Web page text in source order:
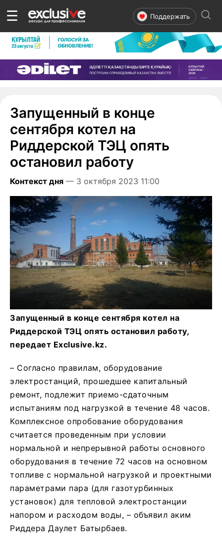
☰ Поддержать
Запущенный в конце
сентября котел на
Риддерской ТЭЦ опять
остановил работу
Контекст дня — 3 октября 2023 11:00
Запущенный в конце сентября котел на
Риддерской ТЭЦ опять остановил работу,
передает Exclusive.kz.
– Согласно правилам, оборудование
электростанций, прошедшее капитальный
ремонт, подлежит приемо-сдаточным
испытаниям под нагрузкой в течение 48 часов.
Комплексное опробование оборудования
считается проведенным при условии
нормальной и непрерывной работы основного
оборудования в течение 72 часов на основном
топливе с нормальной нагрузкой и проектными
параметрами пара (для газотурбинных
установок) для тепловой электростанции
напором и расходом воды, – объявил аким
Риддера Даулет Батырбаев.